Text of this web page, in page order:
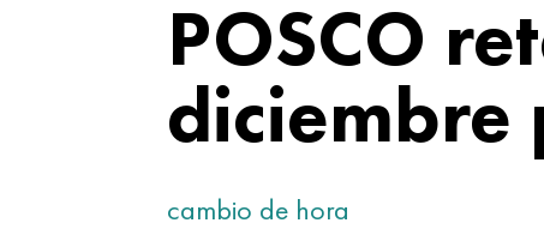
POSCO
diciembre
cambio de hora